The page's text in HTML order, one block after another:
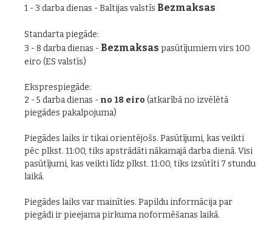
1 - 3 darba dienas - Baltijas valstīs Bezmaksas
Standarta piegāde:
3 - 8 darba dienas - Bezmaksas pasūtījumiem virs 100
eiro (ES valstīs)
Eksprespiegāde:
2 - 5 darba dienas - no 18 eiro (atkarībā no izvēlētā
piegādes pakalpojuma)
Piegādes laiks ir tikai orientējošs. Pasūtījumi, kas veikti
pēc plkst. 11:00, tiks apstrādāti nākamajā darba dienā. Visi
pasūtījumi, kas veikti līdz plkst. 11:00, tiks izsūtīti 7 stundu
laikā.
Piegādes laiks var mainīties. Papildu informācija par
piegādi ir pieejama pirkuma noformēšanas laikā.